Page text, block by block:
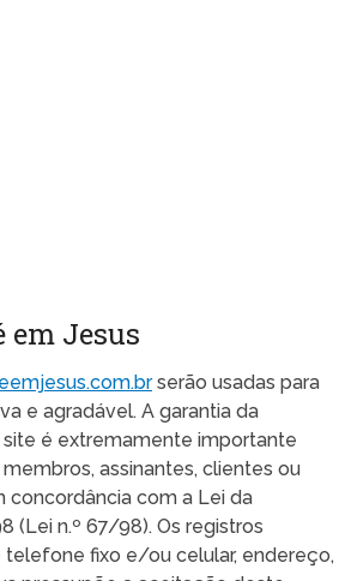
em Jesus
serão usadas para
e agradável. A garantia da
é extremamente importante
assinantes, clientes ou
concordância com a Lei da
(Lei n.º 67/98). Os registros
telefone fixo e/ou celular, endereço,